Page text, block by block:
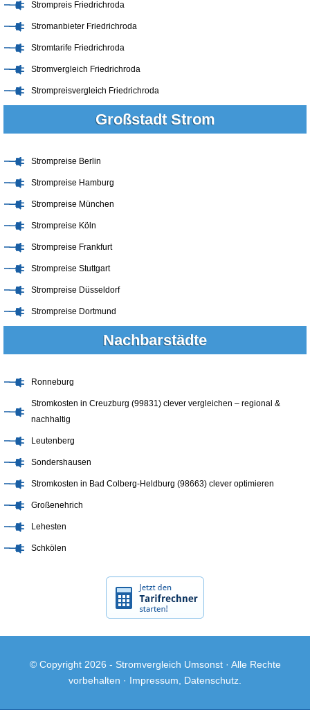
Strompreis Friedrichroda
Stromanbieter Friedrichroda
Stromtarife Friedrichroda
Stromvergleich Friedrichroda
Strompreisvergleich Friedrichroda
Großstadt Strom
Strompreise Berlin
Strompreise Hamburg
Strompreise München
Strompreise Köln
Strompreise Frankfurt
Strompreise Stuttgart
Strompreise Düsseldorf
Strompreise Dortmund
Nachbarstädte
Ronneburg
Stromkosten in Creuzburg (99831) clever vergleichen – regional &
nachhaltig
Leutenberg
Sondershausen
Stromkosten in Bad Colberg-Heldburg (98663) clever optimieren
Großenehrich
Lehesten
Schkölen
© Copyright 2026 - Stromvergleich Umsonst· Alle Rechte
vorbehalten · Impressum Datenschutz